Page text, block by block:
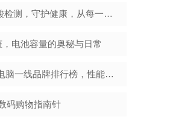
青岛市北区核酸检测，守护健康，从每一次检测开始
，电池容量的奥秘与日常
2023年笔记本电脑一线品牌排行榜，性能、创新与用户满意度的综合考量
码购物指南针